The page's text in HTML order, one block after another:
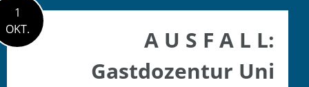
1
OKT.
A U S F A L L:
Gastdozentur Uni